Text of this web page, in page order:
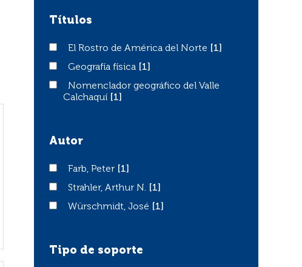
Títulos
El Rostro de América del Norte
El Rostro de América del Norte
[1]
Geografía física
Geografía física
[1]
Nomenclador geográfico del Valle Calchaquí
Nomenclador geográfico del Valle
Calchaquí
[1]
Autor
Farb, Peter
Farb, Peter
[1]
Strahler, Arthur N.
Strahler, Arthur N.
[1]
Würschmidt, José
Würschmidt, José [1]
Tipo de soporte